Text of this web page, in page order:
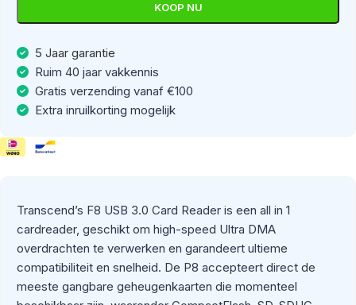
KOOP NU
5 Jaar garantie
Ruim 40 jaar vakkennis
Gratis verzending vanaf €100
Extra inruilkorting mogelijk
Transcend’s F8 USB 3.0 Card Reader is een all in 1
cardreader, geschikt om high-speed Ultra DMA
overdrachten te verwerken en garandeert ultieme
compatibiliteit en snelheid. De P8 accepteert direct de
meeste gangbare geheugenkaarten die momenteel